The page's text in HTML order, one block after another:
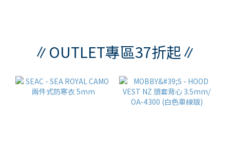
∥OUTLET專區37折起∥